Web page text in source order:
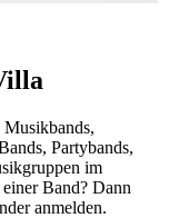
Partybands,
im
Band? Dann
anmelden.